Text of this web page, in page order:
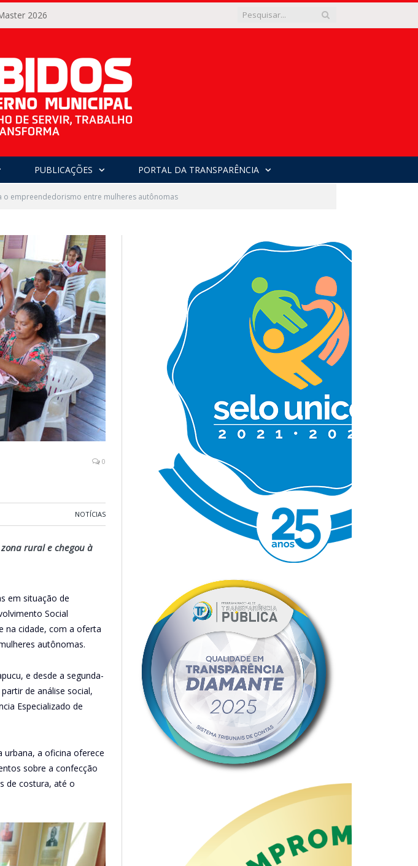
2026
PUBLICAÇÕES PORTAL DA TRANSPARÊNCIA
o empreendedorismo entre mulheres autônomas
0
NOTÍCIAS
rural e chegou à
em situação de
Social
na cidade, com a oferta
autônomas.
e desde a segunda-
de análise social,
Especializado de
urbana, a oficina oferece
sobre a confecção
de costura, até o